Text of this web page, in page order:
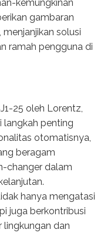
kemungkinan
gambaran
solusi
ramah pengguna di
25 oleh Lorentz,
langkah penting
otomatisnya,
beragam
changer dalam
hanya mengatasi
juga berkontribusi
lingkungan dan